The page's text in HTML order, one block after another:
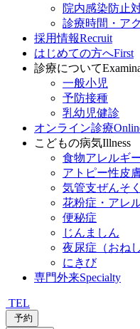
院内感染防止
診療時間・ア
採用情報Recruit
はじめての方へFirst
診療について
一般小児
予防接種
乳幼児健診
オンライン診療
こどもの病気Illness
食物アレルギ
アトピー性皮
気管支ぜんそく
花粉症・アレ
便秘症
じんましん
夜尿症（おねし
にきび
専門外来Specialty
TEL
予約